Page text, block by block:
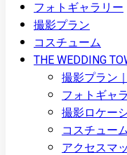
フォトギャラリー
撮影プラン
コスチューム
THE WEDDING
撮影プラン
フォトギャ
撮影ロケー
コスチュー
アクセスマ